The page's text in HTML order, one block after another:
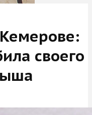
своего